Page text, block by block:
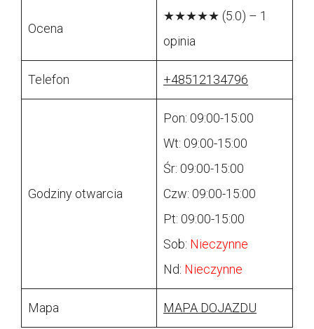
Ocena
★★★★★ (5.0) – 1
opinia
Telefon +48512134796
Godziny otwarcia
Pon: 09:00-15:00
Wt: 09:00-15:00
Śr: 09:00-15:00
Czw: 09:00-15:00
Pt: 09:00-15:00
Sob: Nieczynne
Nd: Nieczynne
Mapa MAPA DOJAZDU